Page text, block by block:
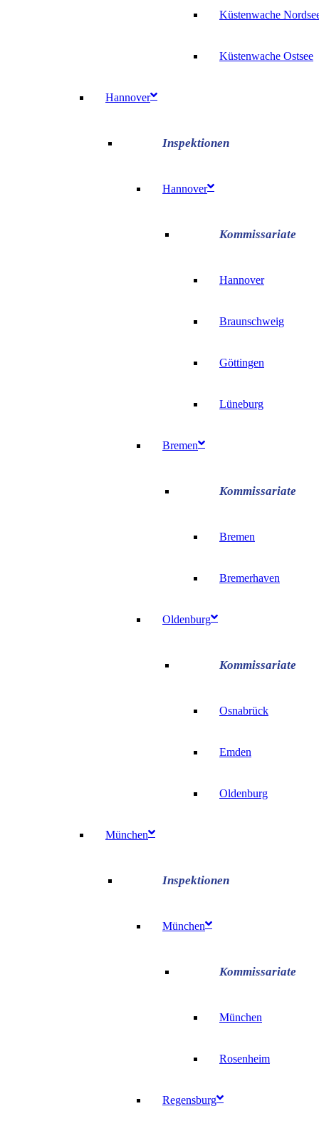
Küstenwache
Küstenwache Ostsee
Hannover
Hannover
Hannover
Braunschweig
Göttingen
Lüneburg
Bremen
Bremen
Bremerhaven
Oldenburg
Osnabrück
Emden
Oldenburg
München
München
München
Rosenheim
Regensburg